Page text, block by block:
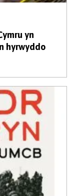
yn
hyrwyddo